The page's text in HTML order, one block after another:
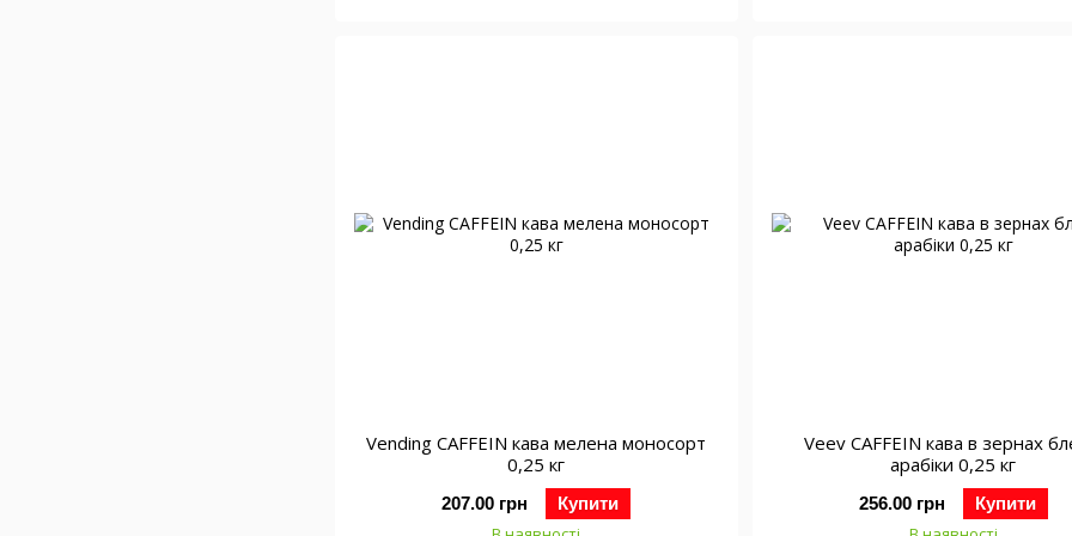
Vending CAFFEIN кава мелена моносорт
0,25 кг
207.00 грн Купити
Veev CAFFEIN кава в зернах
арабіки 0,25 кг
256.00 грн Купити